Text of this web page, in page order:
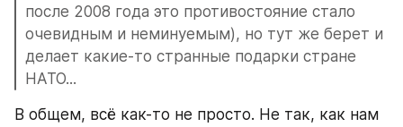
после 2008 года это противостояние стало
очевидным и неминуемым), но тут же берет и
делает какие-то странные подарки стране
НАТО...
В общем, всё как-то не просто. Не так, как нам